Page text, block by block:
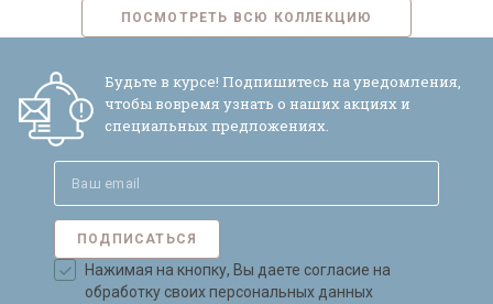
ПОСМОТРЕТЬ ВСЮ КОЛЛЕКЦИЮ
Будьте в курсе! Подпишитесь на уведомления,
чтобы вовремя узнать о наших акциях и
специальных предложениях.
ПОДПИСАТЬСЯ
Нажимая на кнопку, Вы даете согласие на
обработку своих персональных данных